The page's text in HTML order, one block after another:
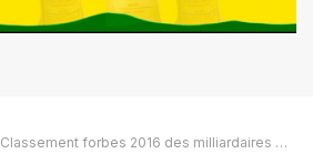
Classement forbes 2016 des milliardaires dans le monde : les guinéens aux abonnées…